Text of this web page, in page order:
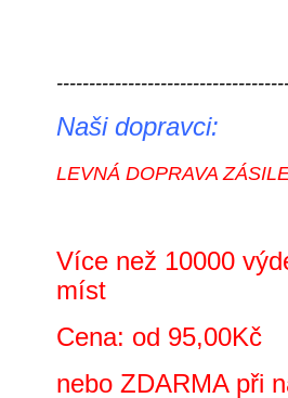
Naši dopravci:
LEVNÁ DOPRAVA
Více než 10000
míst
Cena: od 95,00Kč
nebo ZDARMA při